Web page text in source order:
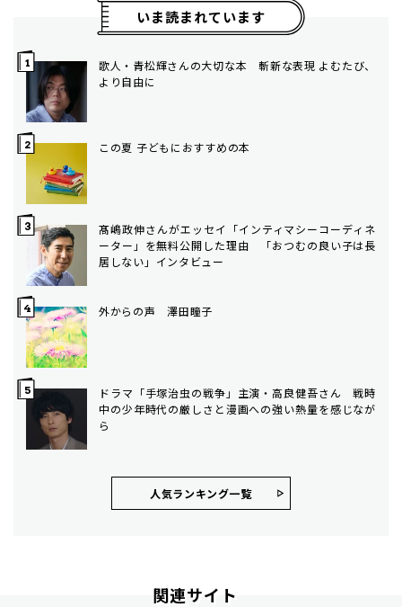
いま読まれています
歌人・青松輝さんの大切な本 斬新な表現 よむたび、
より自由に
この夏 子どもにおすすめの本
髙嶋政伸さんがエッセイ「インティマシーコーディネ
ーター」を無料公開した理由 「おつむの良い子は長
居しない」インタビュー
外からの声 澤田瞳子
ドラマ「手塚治虫の戦争」主演・高良健吾さん 戦時
中の少年時代の厳しさと漫画への強い熱量を感じなが
ら
人気ランキング⼀覧
関連サイト